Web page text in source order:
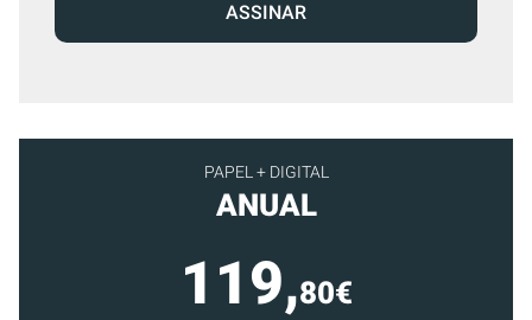
PAPEL + DIGITAL
ANUAL
119,80€
ASSINAR